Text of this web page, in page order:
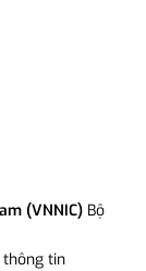
(VNNIC) Bộ
tin